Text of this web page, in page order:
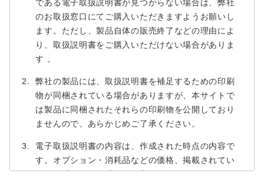
である電子取扱説明書が見つからない場合は、弊社
のお取扱窓口にてご購入いただきますようお願いし
ます。ただし、製品自体の販売終了などの理由によ
り、取扱説明書をご購入いただけない場合がありま
す 。
弊社の製品には、取扱説明書を補足するための印刷
物が同梱されている場合がありますが、本サイトで
は製品に同梱されたそれらの印刷物を公開しており
ませんので、あらかじめご了承ください。
電子取扱説明書の内容は、作成された時点の内容で
す。オプション・消耗品などの価格、掲載されてい
る電話番号・FAX番号など変更されている場合があ